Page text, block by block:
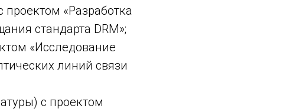
«Разработка
стандарта DRM»;
«Исследование
линий связи
с проектом